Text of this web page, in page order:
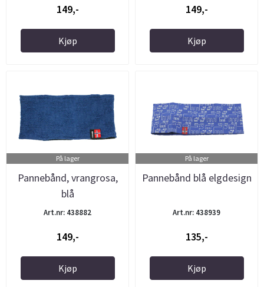
149,-
Kjøp
149,-
Kjøp
På lager
Pannebånd, vrangrosa,
blå
Art.nr: 438882
149,-
Kjøp
På lager
Pannebånd blå elgdesign
Art.nr: 438939
135,-
Kjøp